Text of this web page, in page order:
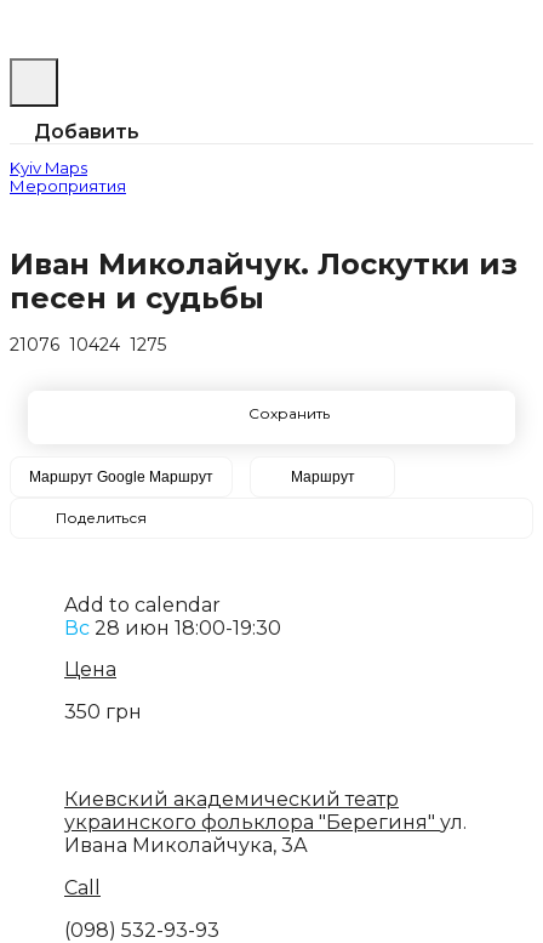
Добавить
Kyiv Maps
Мероприятия
Иван Миколайчук. Лоскутки из
песен и судьбы
21076 10424 1275
Сохранить
Маршрут Google Маршрут Маршрут
Поделиться
Add to calendar
Вс 28 июн 18:00-19:30
Цена
350 грн
Киевский академический театр
украинского фольклора "Берегиня" ул.
Ивана Миколайчука, 3А
Call
(098) 532-93-93